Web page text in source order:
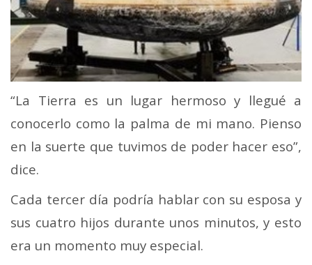
“La Tierra es un lugar hermoso y llegué a
conocerlo como la palma de mi mano. Pienso
en la suerte que tuvimos de poder hacer eso”,
dice.
Cada tercer día podría hablar con su esposa y
sus cuatro hijos durante unos minutos, y esto
era un momento muy especial.